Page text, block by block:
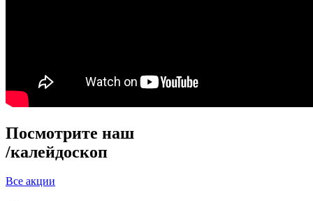
Посмотрите наш
/калейдоскоп
Все акции